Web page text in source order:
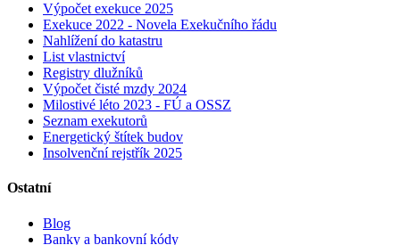
Výpočet exekuce 2025
Exekuce 2022 - Novela Exekučního řádu
Nahlížení do katastru
List vlastnictví
Registry dlužníků
Výpočet čisté mzdy 2024
Milostivé léto 2023 - FÚ a OSSZ
Seznam exekutorů
Energetický štítek budov
Insolvenční rejstřík 2025
Ostatní
Blog
Banky a bankovní kódy